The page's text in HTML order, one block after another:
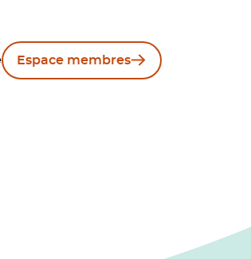
Espace membres